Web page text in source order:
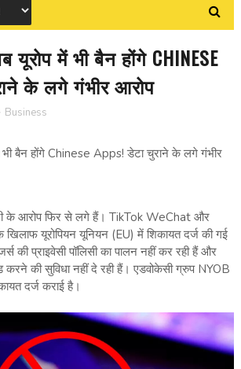
यूरोप में भी बैन होंगे CHINESE
के लगे गंभीर आरोप
Business
भी बैन होंगे Chinese Apps! डेटा चुराने के लगे गंभीर
के आरोप फिर से लगे हैं। TikTok WeChat और
यूरोपियन यूनियन (EU) में शिकायत दर्ज की गई
की प्राइवेसी पॉलिसी का पालन नहीं कर रही हैं और
करने की सुविधा नहीं दे रही हैं। एडवोकेसी ग्रुप NYOB
दर्ज कराई है।